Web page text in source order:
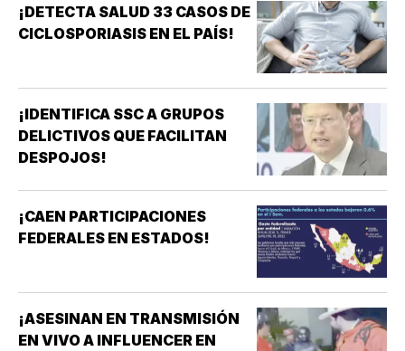
¡DETECTA SALUD 33 CASOS DE
CICLOSPORIASIS EN EL PAÍS!
¡IDENTIFICA SSC A GRUPOS
DELICTIVOS QUE FACILITAN
DESPOJOS!
¡CAEN PARTICIPACIONES
FEDERALES EN ESTADOS!
¡ASESINAN EN TRANSMISIÓN
EN VIVO A INFLUENCER EN